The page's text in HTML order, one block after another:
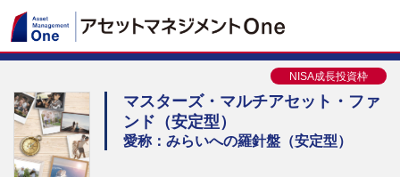
NISA成長投資枠
マスターズ・マルチアセット・ファ
ンド（安定型）
愛称：みらいへの羅針盤（安定型）